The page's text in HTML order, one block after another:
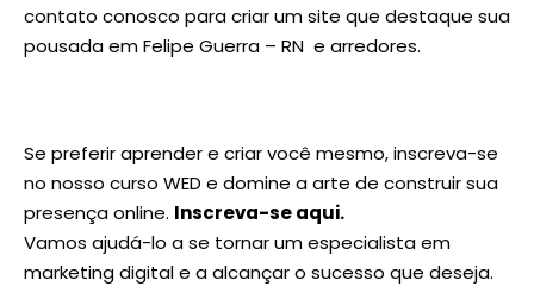
contato conosco para criar um site que destaque sua
pousada em Felipe Guerra – RN e arredores.
Se preferir aprender e criar você mesmo, inscreva-se
no nosso curso WED e domine a arte de construir sua
presença online. Inscreva-se aqui.
Vamos ajudá-lo a se tornar um especialista em
marketing digital e a alcançar o sucesso que deseja.